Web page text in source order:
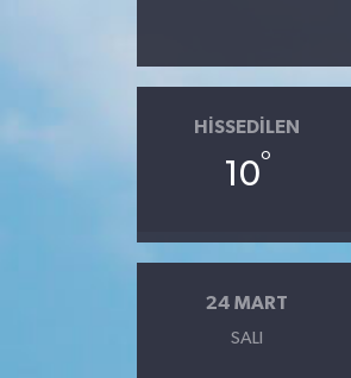
HISSEDILEN
10°
24 MART
SALI